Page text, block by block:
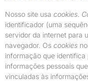
Nosso site usa cookies
identificador (uma
servidor da internet para
navegador. Os cookies
informação que identifica
informações pessoais
vinculadas às